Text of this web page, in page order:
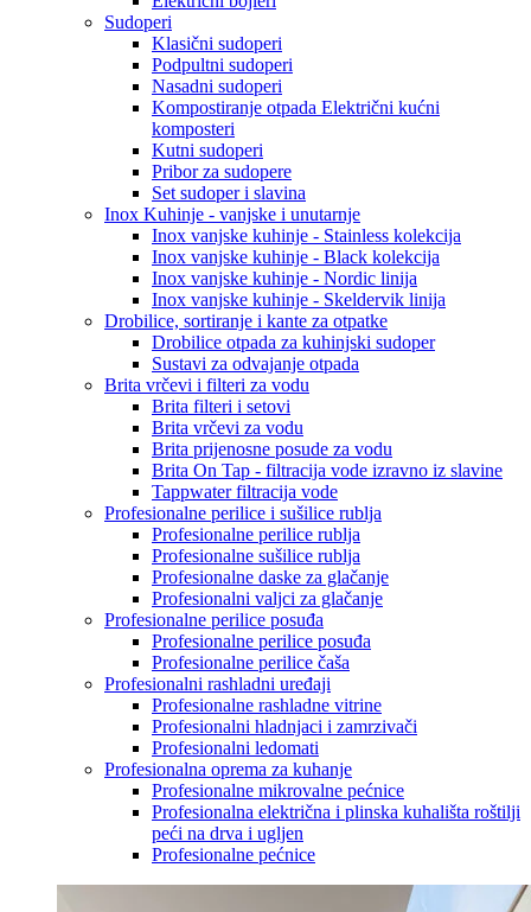
Sudoperi
Klasični sudoperi
Podpultni sudoperi
Nasadni sudoperi
Kompostiranje otpada Električni kućni
komposteri
Kutni sudoperi
Pribor za sudopere
Set sudoper i slavina
Inox Kuhinje - vanjske i unutarnje
Inox vanjske kuhinje - Stainless kolekcija
Inox vanjske kuhinje - Black kolekcija
Inox vanjske kuhinje - Nordic linija
Inox vanjske kuhinje - Skeldervik linija
Drobilice, sortiranje i kante za otpatke
Drobilice otpada za kuhinjski sudoper
Sustavi za odvajanje otpada
Brita vrčevi i filteri za vodu
Brita filteri i setovi
Brita vrčevi za vodu
Brita prijenosne posude za vodu
Brita On Tap - filtracija vode izravno iz slavine
Tappwater filtracija vode
Profesionalne perilice i sušilice rublja
Profesionalne perilice rublja
Profesionalne sušilice rublja
Profesionalne daske za glačanje
Profesionalni valjci za glačanje
Profesionalne perilice posuđa
Profesionalne perilice posuđa
Profesionalne perilice čaša
Profesionalni rashladni uređaji
Profesionalne rashladne vitrine
Profesionalni hladnjaci i zamrzivači
Profesionalni ledomati
Profesionalna oprema za kuhanje
Profesionalne mikrovalne pećnice
Profesionalna električna i plinska kuhališta roštilji
peći na drva i ugljen
Profesionalne pećnice